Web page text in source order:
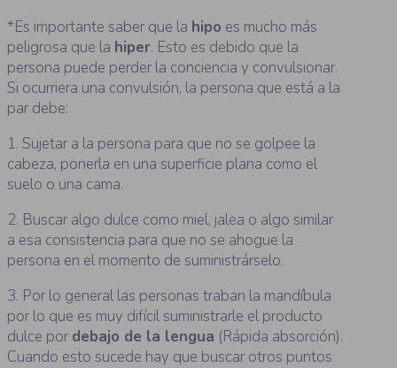
*Es importante saber que la hipo es mucho más
peligrosa que la hiper. Esto es debido que la
persona puede perder la conciencia y convulsionar.
Si ocurriera una convulsión, la persona que está a la
par debe:
1. Sujetar a la persona para que no se golpee la
cabeza, ponerla en una superficie plana como el
suelo o una cama.
2. Buscar algo dulce como miel, jalea o algo similar
a esa consistencia para que no se ahogue la
persona en el momento de suministrárselo.
3. Por lo general las personas traban la mandíbula
por lo que es muy difícil suministrarle el producto
dulce por debajo de la lengua (Rápida absorción).
Cuando esto sucede hay que buscar otros puntos